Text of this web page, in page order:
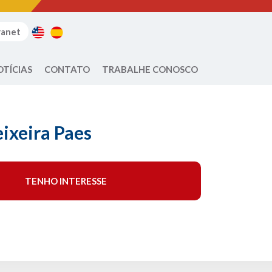
CONTATO TRABALHE CONOSCO
Paes
TENHO INTERESSE